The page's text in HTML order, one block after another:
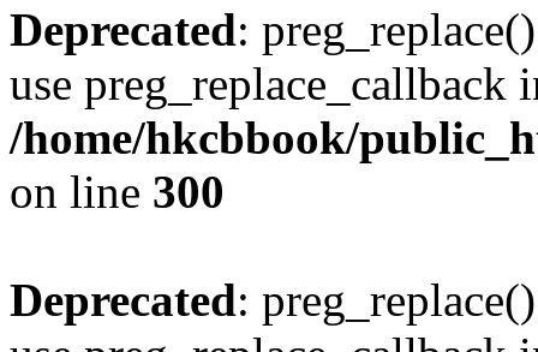
Deprecated:
use preg_replace_callback
/home/hkcbbook/
on line 300
Deprecated: